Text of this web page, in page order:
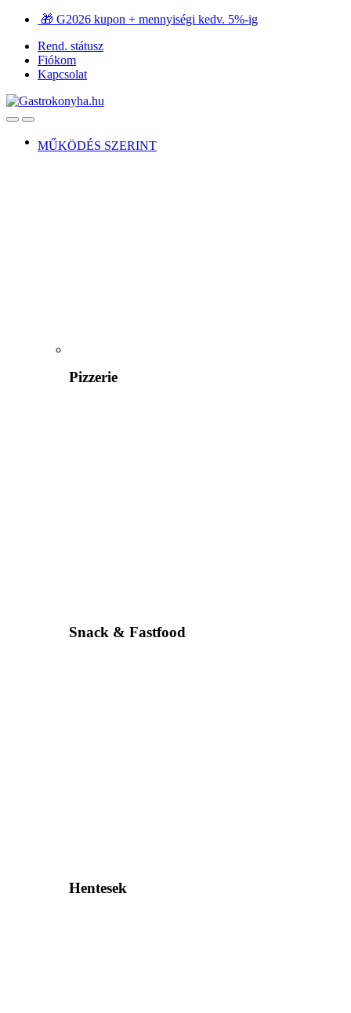
Ugrás
navigációhoz
Ugrás
tartalomra
🎁 G2026 kupon + mennyiségi kedv. 5%-ig
Rend. státusz
Fiókom
Kapcsolat
OpenClose
MŰKÖDÉS SZERINT
Pizzerie
Snack & Fastfood
Hentesek